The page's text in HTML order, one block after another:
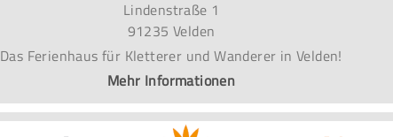
Lindenstraße 1
91235 Velden
Das Ferienhaus für Kletterer und Wanderer in Velden!
Mehr Informationen